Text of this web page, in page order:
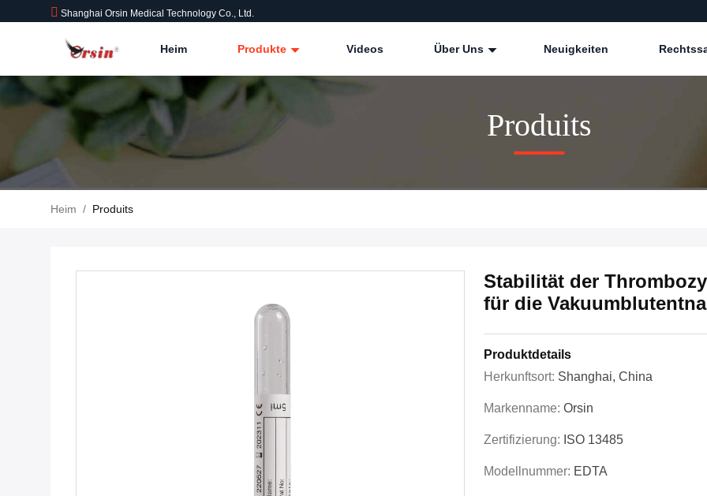
Shanghai Orsin Medical Technology Co., Ltd.
Heim Produkte Videos Über Uns Neuigkeiten
Produits
Heim / Produits
Stabilität der
für die
Produktdetails
Herkunftsort: Shanghai, China
Markenname: Orsin
Zertifizierung: ISO 13485
Modellnummer: EDTA